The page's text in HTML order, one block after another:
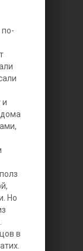
и
Но
в